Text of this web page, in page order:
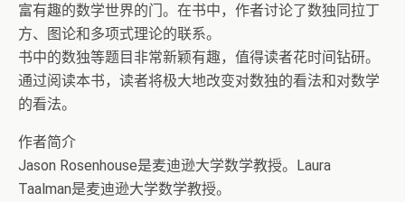
富有趣的数学世界的门。在书中，作者讨论了数独同拉丁
方、图论和多项式理论的联系。
书中的数独等题目非常新颖有趣，值得读者花时间钻研。
通过阅读本书，读者将极大地改变对数独的看法和对数学
的看法。
作者简介
Jason Rosenhouse是麦迪逊大学数学教授。Laura
Taalman是麦迪逊大学数学教授。